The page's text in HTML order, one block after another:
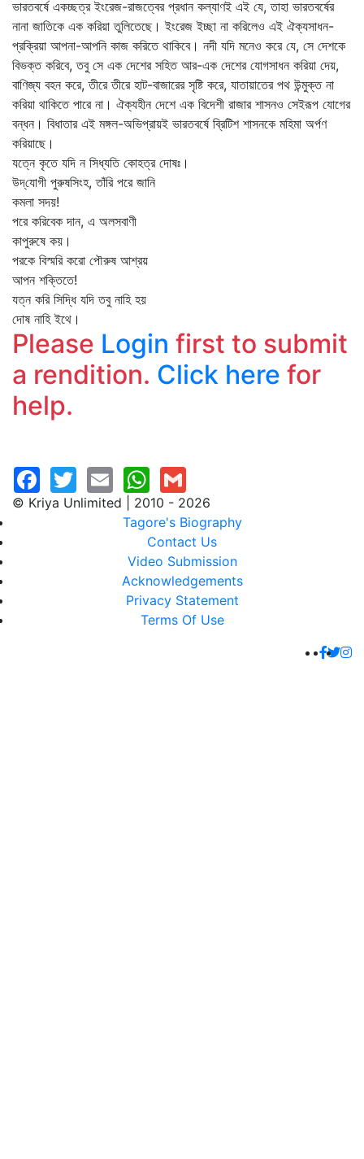
ভারতবর্ষে একচ্ছত্র ইংরেজ-রাজত্বের প্রধান কল্যাণই এই যে, তাহা ভারতবর্ষের
নানা জাতিকে এক করিয়া তুলিতেছে। ইংরেজ ইচ্ছা না করিলেও এই ঐক্যসাধন-
প্রক্রিয়া আপনা-আপনি কাজ করিতে থাকিবে। নদী যদি মনেও করে যে, সে দেশকে
বিভক্ত করিবে, তবু সে এক দেশের সহিত আর-এক দেশের যোগসাধন করিয়া দেয়,
বাণিজ্য বহন করে, তীরে তীরে হাট-বাজারের সৃষ্টি করে, যাতায়াতের পথ উন্মুক্ত না
করিয়া থাকিতে পারে না। ঐক্যহীন দেশে এক বিদেশী রাজার শাসনও সেইরূপ যোগের
বন্ধন। বিধাতার এই মঙ্গল-অভিপ্রায়ই ভারতবর্ষে ব্রিটিশ শাসনকে মহিমা অর্পণ
করিয়াছে।
যত্নে কৃতে যদি ন সিধ্যতি কোহত্র দোষঃ।
উদ্‌যোগী পুরুষসিংহ, তাঁরি পরে জানি
কমলা সদয়!
পরে করিবেক দান, এ অলসবাণী
কাপুরুষে কয়।
পরকে বিস্মরি করো পৌরুষ আশ্রয়
আপন শক্তিতে!
যত্ন করি সিদ্ধি যদি তবু নাহি হয়
দোষ নাহি ইথে।
Please Login first to submit
a rendition. Click here for
help.
© Kriya Unlimited | 2010 - 2026
Tagore's Biography
Contact Us
Video Submission
Acknowledgements
Privacy Statement
Terms Of Use